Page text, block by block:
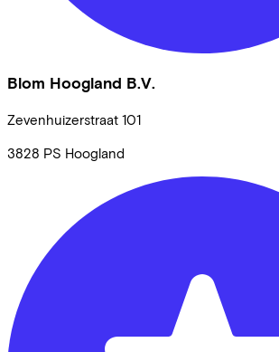
Blom Hoogland B.V.
Zevenhuizerstraat 101
3828 PS Hoogland